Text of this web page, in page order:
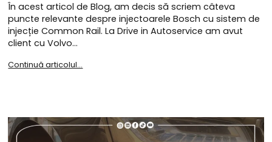
În acest articol de Blog, am decis să scriem câteva
puncte relevante despre injectoarele Bosch cu sistem de
injecție Common Rail. La Drive in Autoservice am avut
client cu Volvo…
Continuă articolul...